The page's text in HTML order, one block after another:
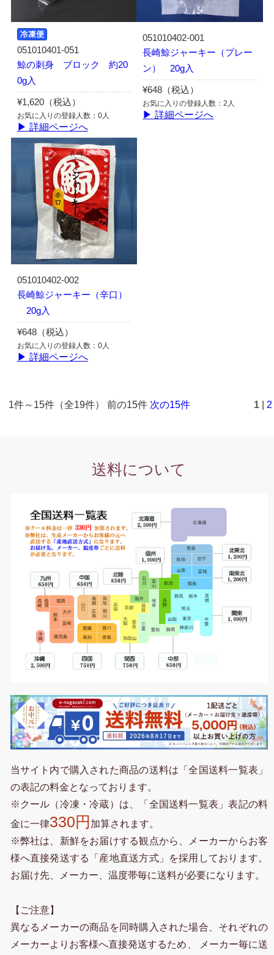
051010401-051
鯨の刺身 ブロック 約20
0g入
¥1,620（税込）
お気に入りの登録人数：0人
▶ 詳細ページへ
051010402-001
長崎鯨ジャーキー（プレー
ン） 20g入
¥648（税込）
お気に入りの登録人数：2人
▶ 詳細ページへ
051010402-002
長崎鯨ジャーキー（辛口）
20g入
¥648（税込）
お気に入りの登録人数：0人
▶ 詳細ページへ
1件～15件（全19件） 前の15件 次の15件 1 2
送料について
当サイト内で購入された商品の送料は「全国送料一覧表」
の表記の料金となっております。
※クール（冷凍・冷蔵）は、「全国送料一覧表」表記の料
金に一律330円 加算されます。
※弊社は、新鮮をお届けする観点から、メーカーからお客
様へ直接発送する「産地直送方式」を採用しております。
お届け先、メーカー、温度帯毎に送料が必要になります。
【ご注意】
異なるメーカーの商品を同時購入された場合、それぞれの
メーカーよりお客様へ直接発送するため、 メーカー毎に送